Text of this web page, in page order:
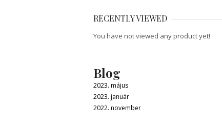
RECENTLY VIEWED
You have not viewed any product yet!
Blog
2023. május
2023. január
2022. november